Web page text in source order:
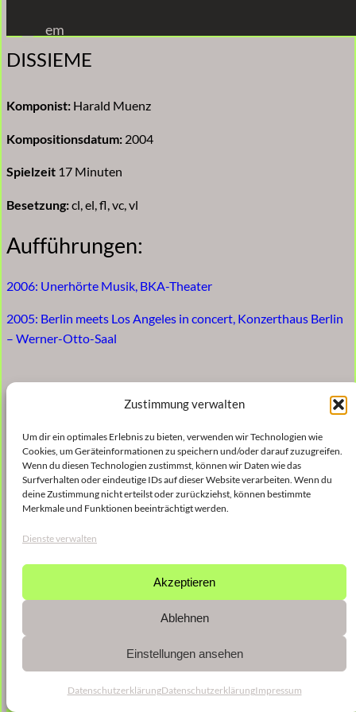
Zustimmung verwalten
Um dir ein optimales Erlebnis zu bieten, verwenden wir Technologien wie
Cookies, um Geräteinformationen zu speichern und/oder darauf zuzugreifen.
Wenn du diesen Technologien zustimmst, können wir Daten wie das
Surfverhalten oder eindeutige IDs auf dieser Website verarbeiten. Wenn du
deine Zustimmung nicht erteilst oder zurückziehst, können bestimmte
Merkmale und Funktionen beeinträchtigt werden.
Dienste verwalten
Akzeptieren
Ablehnen
Einstellungen ansehen
DatenschutzerklärungDatenschutzerklärungImpressum
Inhalt
springen
em
DISSIEME
Komponist: Harald Muenz
Kompositionsdatum: 2004
Spielzeit 17 Minuten
Besetzung:cl, el, fl, vc, vl
Aufführungen:
2006: Unerhörte Musik, BKA-Theater
2005: Berlin meets Los Angeles in concert, Konzerthaus Berlin
– Werner-Otto-Saal